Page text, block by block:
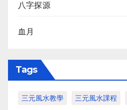
八字探源
血月
Tags
三元風水教學 三元風水課程